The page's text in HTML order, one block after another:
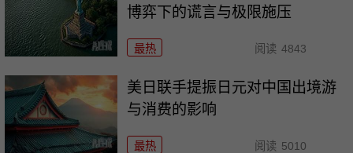
博弈下的谎言与极限施压
最热 阅读 4843
美日联手提振日元对中国出境游
与消费的影响
最热 阅读 5010